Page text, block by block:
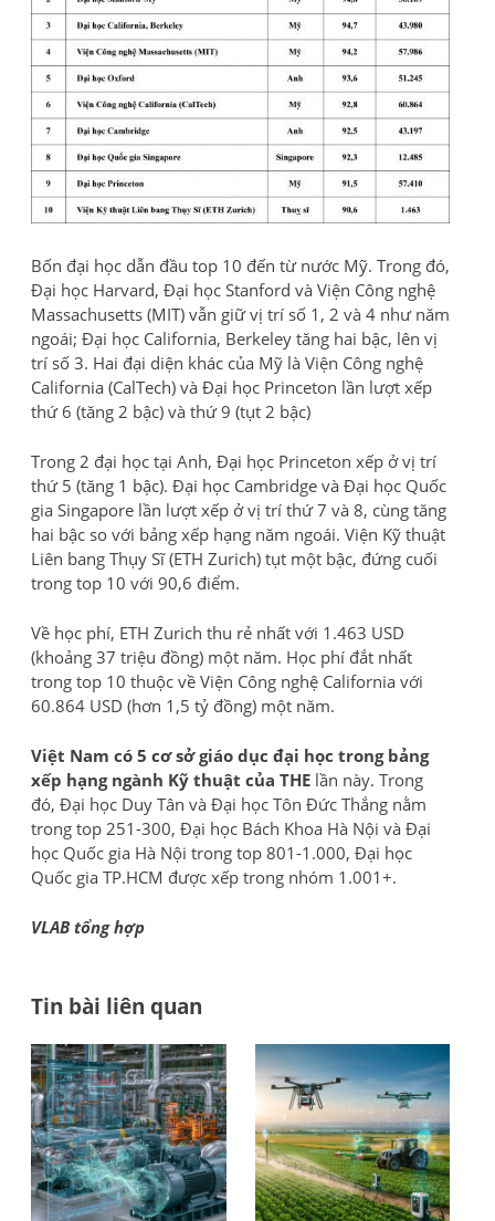
Bốn đại học dẫn đầu top 10 đến từ nước Mỹ. Trong đó,
Đại học Harvard, Đại học Stanford và Viện Công nghệ
Massachusetts (MIT) vẫn giữ vị trí số 1, 2 và 4 như năm
ngoái; Đại học California, Berkeley tăng hai bậc, lên vị
trí số 3. Hai đại diện khác của Mỹ là Viện Công nghệ
California (CalTech) và Đại học Princeton lần lượt xếp
thứ 6 (tăng 2 bậc) và thứ 9 (tụt 2 bậc)
Trong 2 đại học tại Anh, Đại học Princeton xếp ở vị trí
thứ 5 (tăng 1 bậc). Đại học Cambridge và Đại học Quốc
gia Singapore lần lượt xếp ở vị trí thứ 7 và 8, cùng tăng
hai bậc so với bảng xếp hạng năm ngoái. Viện Kỹ thuật
Liên bang Thụy Sĩ (ETH Zurich) tụt một bậc, đứng cuối
trong top 10 với 90,6 điểm.
Về học phí, ETH Zurich thu rẻ nhất với 1.463 USD
(khoảng 37 triệu đồng) một năm. Học phí đắt nhất
trong top 10 thuộc về Viện Công nghệ California với
60.864 USD (hơn 1,5 tỷ đồng) một năm.
Việt Nam có 5 cơ sở giáo dục đại học trong bảng
xếp hạng ngành Kỹ thuật của THE lần này. Trong
đó, Đại học Duy Tân và Đại học Tôn Đức Thắng nằm
trong top 251-300, Đại học Bách Khoa Hà Nội và Đại
học Quốc gia Hà Nội trong top 801-1.000, Đại học
Quốc gia TP.HCM được xếp trong nhóm 1.001+.
VLAB tổng hợp
Tin bài liên quan